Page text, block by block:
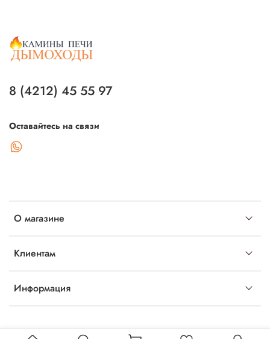
О магазине
Клиентам
Информация
8 (4212) 45 55 97
Оставайтесь на связи